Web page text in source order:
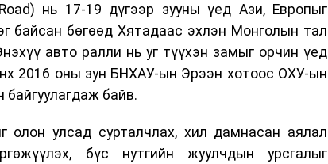
нь 17-19 дүгээр зууны үед Ази, Европыг
байсан бөгөөд Хятадаас эхлэн Монголын тал
авто ралли нь уг түүхэн замыг орчин үед
2016 оны зун БНХАУ-ын Эрээн хотоос ОХУ-ын
байв.
улсад сурталчлах, хил дамнасан аялал
бүс нутгийн жуулчдын урсгалыг